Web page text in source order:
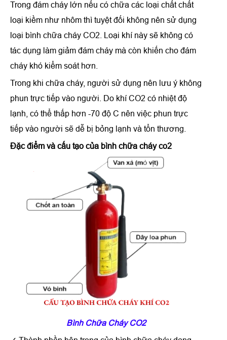
Trong đám cháy lớn nếu có chữa các loại chất chất
loại kiềm như nhôm thì tuyệt đối không nên sử dụng
loại bình chữa cháy CO2. Loại khí này sẽ không có
tác dụng làm giảm đám cháy mà còn khiến cho đám
cháy khó kiểm soát hơn.
Trong khi chữa cháy, người sử dụng nên lưu ý không
phun trực tiếp vào người. Do khí CO2 có nhiệt độ
lạnh, có thể thấp hơn -70 độ C nên việc phun trực
tiếp vào người sẽ dễ bị bỏng lạnh và tổn thương.
Đặc điểm và cấu tạo của bình chữa cháy co2
Bình Chữa Cháy CO2